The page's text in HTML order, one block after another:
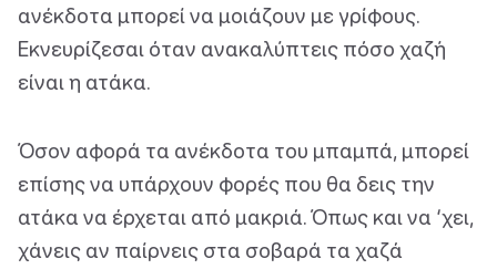
ανέκδοτα μπορεί να μοιάζουν με γρίφους.
Εκνευρίζεσαι όταν ανακαλύπτεις πόσο χαζή
είναι η ατάκα.
Όσον αφορά τα ανέκδοτα του μπαμπά, μπορεί
επίσης να υπάρχουν φορές που θα δεις την
ατάκα να έρχεται από μακριά. Όπως και να ‘χει,
χάνεις αν παίρνεις στα σοβαρά τα χαζά